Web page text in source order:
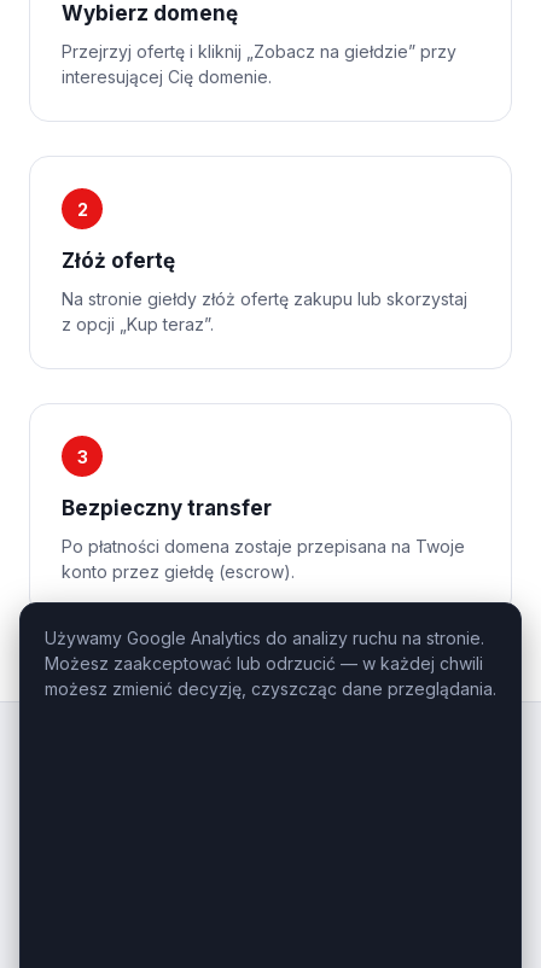
Wybierz domenę
Przejrzyj ofertę i kliknij „Zobacz na giełdzie” przy
interesującej Cię domenie.
2
Złóż ofertę
Na stronie giełdy złóż ofertę zakupu lub skorzystaj
z opcji „Kup teraz”.
3
Bezpieczny transfer
Po płatności domena zostaje przepisana na Twoje
konto przez giełdę (escrow).
Używamy Google Analytics do analizy ruchu na stronie.
Możesz zaakceptować lub odrzucić — w każdej chwili
możesz zmienić decyzję, czyszcząc dane przeglądania.